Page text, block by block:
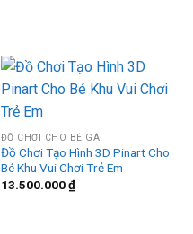
ĐỒ CHƠI CHO BÉ GÁI
Đồ Chơi Tạo Hình 3D Pinart Cho
Bé Khu Vui Chơi Trẻ Em
13.500.000₫